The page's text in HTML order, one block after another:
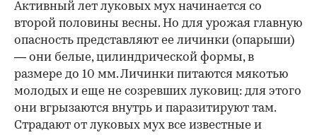
00:00
Активный лет луковых мух начинается со
второй половины весны. Но для урожая главную
опасность представляют ее личинки (опарыши)
— они белые, цилиндрической формы, в
размере до 10 мм. Личинки питаются мякотью
молодых и еще не созревших луковиц: для этого
они вгрызаются внутрь и паразитируют там.
Страдают от луковых мух все известные и